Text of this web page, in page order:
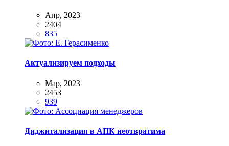
Апр, 2023
2404
835
Актуализируем подходы
Мар, 2023
2453
939
Диджитализация в АПК неотвратима